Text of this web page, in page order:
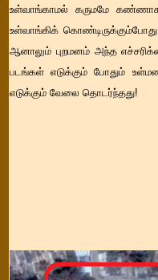
உள்வாங்காமல் கருமமே
உள்வாங்கிக்
ஆனாலும் புறமனம் அந்த
படங்கள் எடுக்கும் போதும்
எடுக்கும் வேலை தொடர்ந்தது!